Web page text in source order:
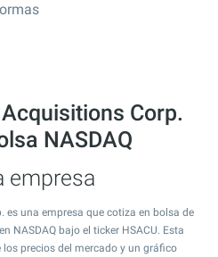
Corp.
NASDAQ
empresa
es una empresa que cotiza en bolsa de
en NASDAQ bajo el ticker HSACU. Esta
precios del mercado y un gráfico